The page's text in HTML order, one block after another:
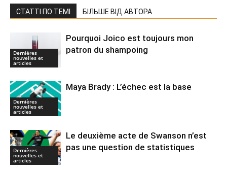
СТАТТІ ПО ТЕМІ БІЛЬШЕ ВІД АВТОРА
Dernières
nouvelles et
articles
Pourquoi Joico est toujours mon
patron du shampoing
Dernières
nouvelles et
articles
Maya Brady : L’échec est la base
Dernières
nouvelles et
articles
Le deuxième acte de Swanson n’est
pas une question de statistiques